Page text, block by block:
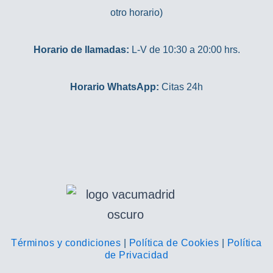
otro horario)
Horario de llamadas: L-V de 10:30 a 20:00 hrs.
Horario WhatsApp: Citas 24h
Términos y condiciones Política de Cookies
Política
de Privacidad